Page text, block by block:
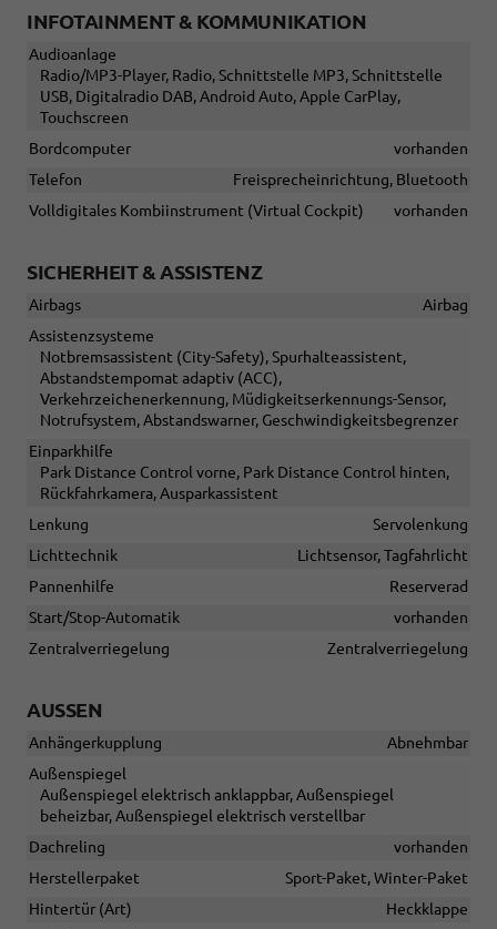
INFOTAINMENT & KOMMUNIKATION
Audioanlage
Radio/MP3-Player, Radio, Schnittstelle MP3, Schnittstelle
USB, Digitalradio DAB, Android Auto, Apple CarPlay,
Touchscreen
Bordcomputer
vorhanden
Telefon
Freisprecheinrichtung, Bluetooth
Volldigitales Kombiinstrument (Virtual Cockpit)
vorhanden
SICHERHEIT & ASSISTENZ
Airbags
Airbag
Assistenzsysteme
Notbremsassistent (City-Safety), Spurhalteassistent,
Abstandstempomat adaptiv (ACC),
Verkehrzeichenerkennung, Müdigkeitserkennungs-Sensor,
Notrufsystem, Abstandswarner, Geschwindigkeitsbegrenzer
Einparkhilfe
Park Distance Control vorne, Park Distance Control hinten,
Rückfahrkamera, Ausparkassistent
Lenkung
Servolenkung
Lichttechnik
Lichtsensor, Tagfahrlicht
Pannenhilfe
Reserverad
Start/Stop-Automatik
vorhanden
Zentralverriegelung
Zentralverriegelung
AUSSEN
Anhängerkupplung
Abnehmbar
Außenspiegel
Außenspiegel elektrisch anklappbar, Außenspiegel
beheizbar, Außenspiegel elektrisch verstellbar
Dachreling
vorhanden
Herstellerpaket
Sport-Paket, Winter-Paket
Hintertür (Art)
Heckklappe